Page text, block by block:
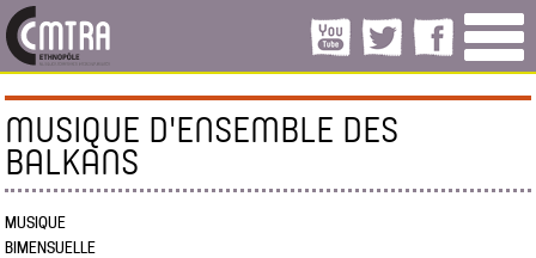
MUSIQUE D'ENSEMBLE DES
BALKANS
MUSIQUE
BIMENSUELLE